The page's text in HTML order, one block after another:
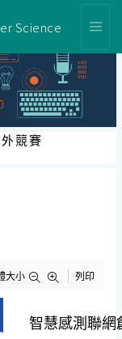
Science
競賽
大小 列印
智慧感測聯網